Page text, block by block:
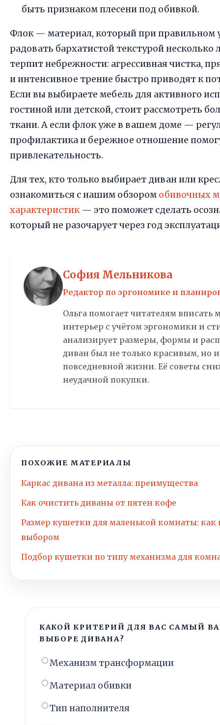
быть признаком плесени под обивкой.
Флок — материал, который при правильном
радовать бархатистой текстурой несколько
терпит небрежности: агрессивная чистка,
и интенсивное трение быстро приводят к
Если вы выбираете мебель для активного
гостиной или детской, стоит рассмотреть
ткани. А если флок уже в вашем доме —
профилактика и бережное отношение
привлекательность.
Для тех, кто только выбирает диван или
ознакомиться с нашим обзором обивочных
характеристик— это поможет сделать
который не разочарует через год
София Мельникова
Редактор по эргономике и
Ольга помогает читателям вписать
интерьер с учётом эргономики и
анализирует размеры, формы и
диван был не только красивым, но
повседневной жизни. Её советы
неудачной покупки.
ПОХОЖИЕ МАТЕРИАЛЫ
Каркас дивана из металла: преимущества
Как очистить диваны от пятен кофе
Размер кушетки для маленькой комнаты: как
выбором
Подбор кушетки по типу механизма для
КАКОЙ КРИТЕРИЙ ДЛЯ ВАС САМЫЙ
ВЫБОРЕ ДИВАНА?
Механизм трансформации
Материал обивки
Тип наполнителя